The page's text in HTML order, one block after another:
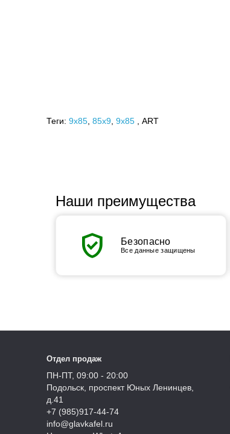
Теги: 9x85 85х9 9х85 , ART
Наши преимущества
verified_user Безопасно
Все данные защищены
Отдел продаж
ПН-ПТ, 09:00 - 20:00
Подольск, проспект Юных Ленинцев,
д.41
+7 (985)917-44-74
info@glavkafel.ru